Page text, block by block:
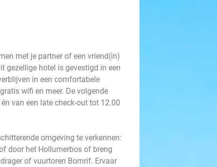
met je partner of een vriend(in)
gezellige hotel is gevestigd in een
in een comfortabele
wifi en meer. De volgende
van een late check-out tot 12.00
omgeving te verkennen:
door het Hollumerbos of breng
of vuurtoren Bornrif. Ervaar